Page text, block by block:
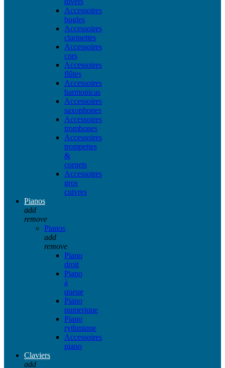
Accessoires
bugles
Accessoires
clarinettes
Accessoires
cors
Accessoires
flûtes
Accessoires
harmonicas
Accessoires
saxophones
Accessoires
trombones
Accessoires
trompettes
&
cornets
Accessoires
gros
cuivres
Pianos
add
remove
Pianos
add
remove
Piano
droit
Piano
à
queue
Piano
numerique
Piano
rythmique
Accessoires
piano
Claviers
add